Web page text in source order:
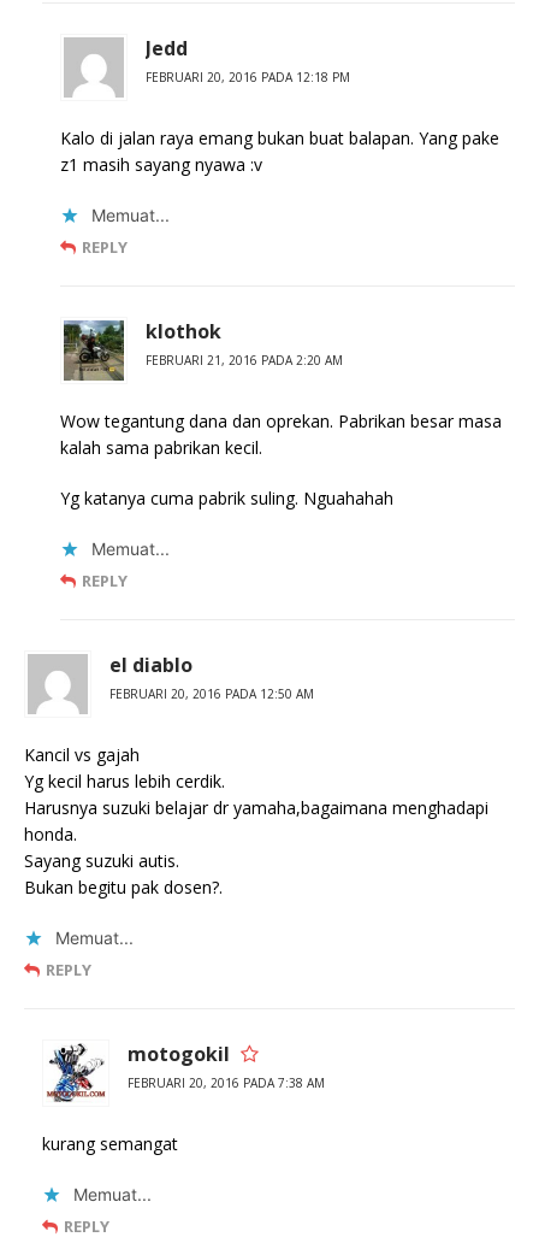
Jedd
FEBRUARI 20, 2016 PADA 12:18 PM
Kalo di jalan raya emang bukan buat balapan. Yang pake
z1 masih sayang nyawa :v
Memuat...
REPLY
klothok
FEBRUARI 21, 2016 PADA 2:20 AM
Wow tegantung dana dan oprekan. Pabrikan besar masa
kalah sama pabrikan kecil.
Yg katanya cuma pabrik suling. Nguahahah
Memuat...
REPLY
el diablo
FEBRUARI 20, 2016 PADA 12:50 AM
Kancil vs gajah
Yg kecil harus lebih cerdik.
Harusnya suzuki belajar dr yamaha,bagaimana menghadapi
honda.
Sayang suzuki autis.
Bukan begitu pak dosen?.
Memuat...
REPLY
motogokil
FEBRUARI 20, 2016 PADA 7:38 AM
kurang semangat
Memuat...
REPLY